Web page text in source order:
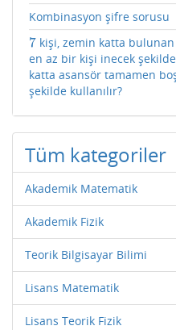
Kombinasyon şifre sorusu
7
7kişi, zemin katta
en az bir kişi inecek şekilde
katta asansör tamamen
şekilde kullanılır?
Tüm kategoriler
Akademik Matematik
Akademik Fizik
Teorik Bilgisayar Bilimi
Lisans Matematik
Lisans Teorik Fizik